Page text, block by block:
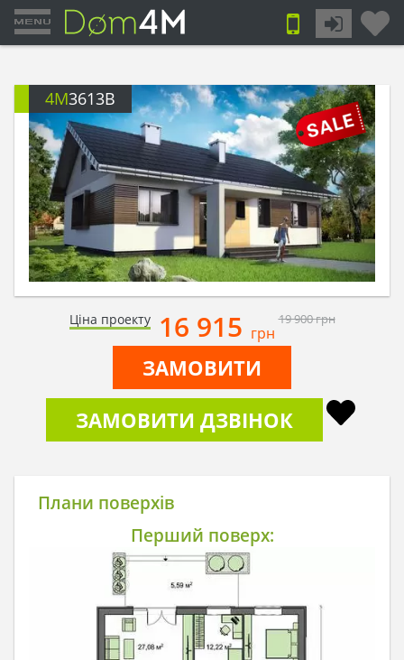
4M3613B
Ціна проекту 16 915 грн
19 900грн
ЗАМОВИТИ
ЗАМОВИТИ ДЗВІНОК
Плани поверхів
Перший поверх: